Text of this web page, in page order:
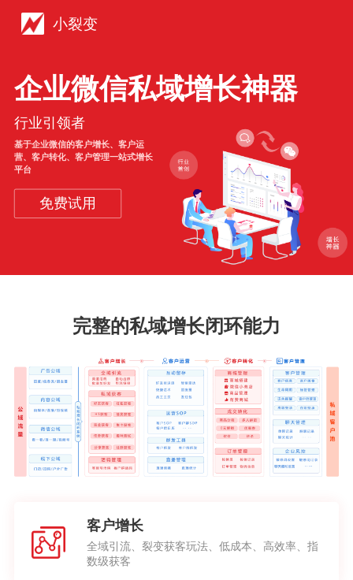
小裂变
企业微信私域增长神器
行业引领者
基于企业微信的客户增长、客户运
营、客户转化、客户管理一站式增长
平台
免费试用
完整的私域增长闭环能力
客户增长
全域引流、裂变获客玩法、低成本、高效率、指
数级获客